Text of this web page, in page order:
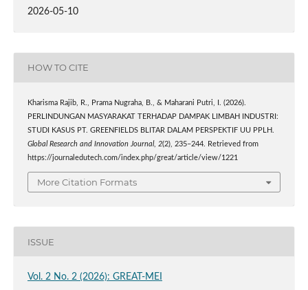
2026-05-10
HOW TO CITE
Kharisma Rajib, R., Prama Nugraha, B., & Maharani Putri, I. (2026).
PERLINDUNGAN MASYARAKAT TERHADAP DAMPAK LIMBAH INDUSTRI:
STUDI KASUS PT. GREENFIELDS BLITAR DALAM PERSPEKTIF UU PPLH.
Global Research and Innovation Journal, 2(2), 235–244. Retrieved from
https://journaledutech.com/index.php/great/article/view/1221
More Citation Formats
ISSUE
Vol. 2 No. 2 (2026): GREAT-MEI